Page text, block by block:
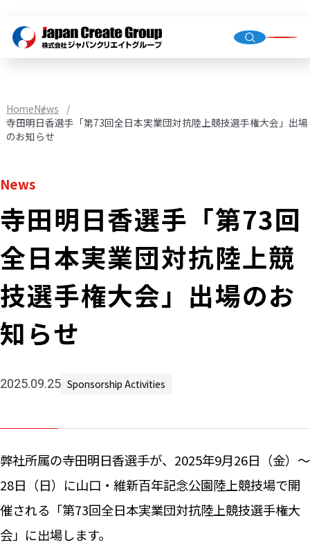
Group
Store
FC)
News
HomeNews
寺田明日香選手「第73回全日本実業団対抗陸上競技選手権大会」出場
のお知らせ
News
寺田明日香選手「第73回
全日本実業団対抗陸上競
技選手権大会」出場のお
知らせ
2025.09.25 Sponsorship Activities
弊社所属の寺田明日香選手が、2025年9月26日（金）～
28日（日）に山口・維新百年記念公園陸上競技場で開
催される「第73回全日本実業団対抗陸上競技選手権大
会」に出場します。